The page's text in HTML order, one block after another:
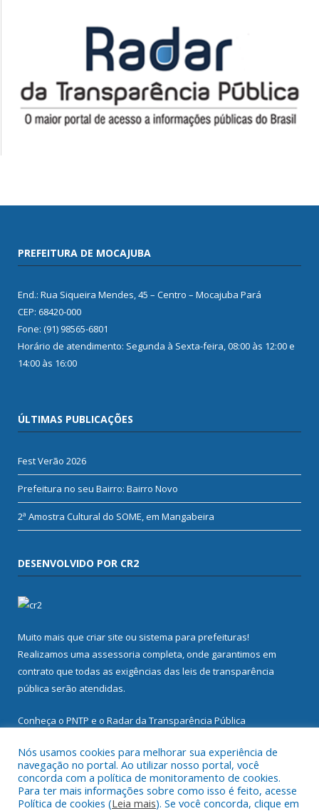
PREFEITURA DE MOCAJUBA
End.: Rua Siqueira Mendes, 45 – Centro – Mocajuba Pará
CEP: 68420-000
Fone: (91) 98565-6801
Horário de atendimento: Segunda à Sexta-feira, 08:00 às 12:00 e
14:00 às 16:00
ÚLTIMAS PUBLICAÇÕES
Fest Verão 2026
Prefeitura no seu Bairro: Bairro Novo
2ª Amostra Cultural do SOME, em Mangabeira
DESENVOLVIDO POR CR2
Muito mais que criar site ou sistema para prefeituras!
Realizamos uma assessoria completa, onde garantimos em
contrato que todas as exigências das leis de transparência
pública serão atendidas.
Conheça o PNTP e o Radar da Transparência Pública
Todos os direitos reservados a Prefeitura Municipal de
Nós usamos cookies para melhorar sua experiência de
navegação no portal. Ao utilizar nosso portal, você
concorda com a política de monitoramento de cookies.
Para ter mais informações sobre como isso é feito, acesse
Política de cookies (Leia mais). Se você concorda, clique em